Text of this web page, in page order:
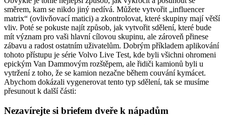
směrem, kam se nikdo jiný nedívá. Můžete vytvořit „influencer
matrix“ (ovlivňovací matici) a zkontrolovat, které skupiny mají větší
vliv. Poté se pokuste najít způsob, jak vytvořit sdělení, které bude
mít význam pro vaši hlavní cílovou skupinu, ale zároveň přinese
zábavu a radost ostatním uživatelům. Dobrým příkladem aplikování
tohoto přístupu je série Volvo Live Test, kde byli všichni ohromeni
epickým Van Dammovým rozštěpem, ale řidiči kamionů byli u
vytržení z toho, že se kamion nezačne během couvání kymácet.
Abychom dokázali vygenerovat tento typ sdělení, tak se musíme
přesunout k další části:
Nezavírejte si briefem dveře k nápadům